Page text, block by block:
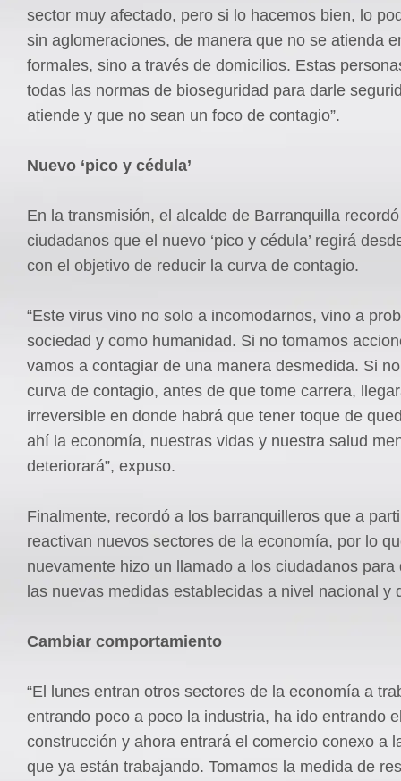
sector muy afectado, pero si lo hacemos bien, lo
sin aglomeraciones, de manera que no se atienda
formales, sino a través de domicilios. Estas
todas las normas de bioseguridad para darle
atiende y que no sean un foco de contagio”.
Nuevo ‘pico y cédula’
En la transmisión, el alcalde de Barranquilla
ciudadanos que el nuevo ‘pico y cédula’ regirá
con el objetivo de reducir la curva de contagio.
“Este virus vino no solo a incomodarnos, vino a
sociedad y como humanidad. Si no tomamos
vamos a contagiar de una manera desmedida. Si
curva de contagio, antes de que tome carrera,
irreversible en donde habrá que tener toque de
ahí la economía, nuestras vidas y nuestra salud
deteriorará”, expuso.
Finalmente, recordó a los barranquilleros que a
reactivan nuevos sectores de la economía, por lo
nuevamente hizo un llamado a los ciudadanos para
las nuevas medidas establecidas a nivel nacional y
Cambiar comportamiento
“El lunes entran otros sectores de la economía a
entrando poco a poco la industria, ha ido entrando
construcción y ahora entrará el comercio conexo a
que ya están trabajando. Tomamos la medida de